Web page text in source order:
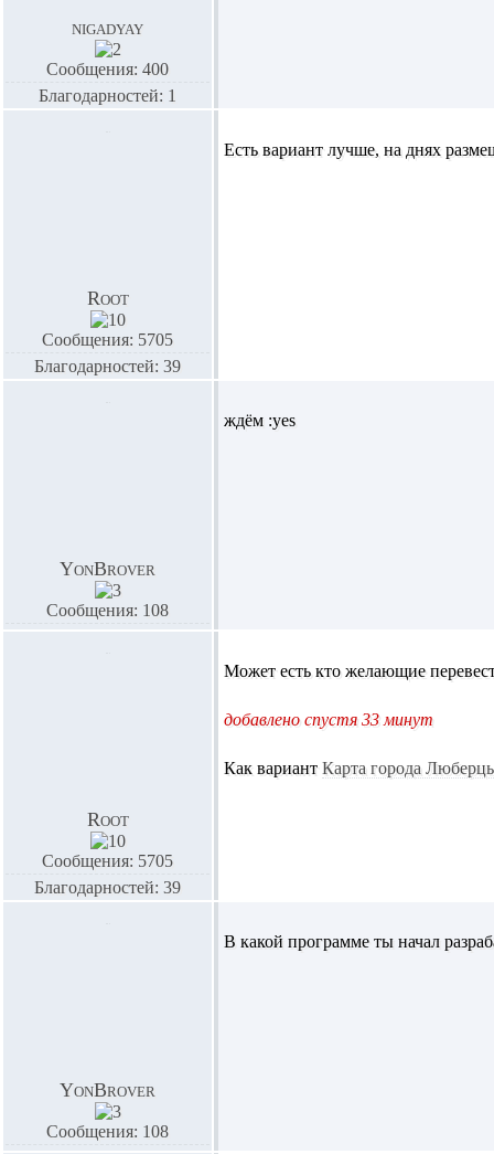
nigadyay
Сообщения: 400
Благодарностей: 1
Root
Сообщения: 5705
Благодарностей: 39
Есть вариант лучше, на днях
YonBrover
Сообщения: 108
ждём :yes
Root
Сообщения: 5705
Благодарностей: 39
Может есть кто желающие
добавлено спустя 33 минут
Как вариант Карта города
YonBrover
Сообщения: 108
В какой программе ты начал